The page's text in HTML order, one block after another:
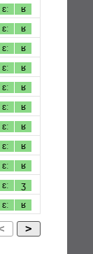
ɛː ʁ
ɛː ʁ
ɛː ʁ
ɛː ʁ
ɛː ʁ
ɛː ʁ
ɛː ʁ
ɛː ʁ
ɛː ʁ
ɛː ʒ
ɛː ʁ